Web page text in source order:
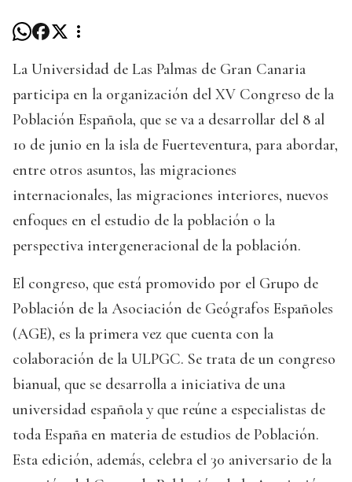
La Universidad de Las Palmas de Gran Canaria
participa en la organización del XV Congreso de la
Población Española, que se va a desarrollar del 8 al
10 de junio en la isla de Fuerteventura, para abordar,
entre otros asuntos, las migraciones
internacionales, las migraciones interiores, nuevos
enfoques en el estudio de la población o la
perspectiva intergeneracional de la población.
El congreso, que está promovido por el Grupo de
Población de la Asociación de Geógrafos Españoles
(AGE), es la primera vez que cuenta con la
colaboración de la ULPGC. Se trata de un congreso
bianual, que se desarrolla a iniciativa de una
universidad española y que reúne a especialistas de
toda España en materia de estudios de Población.
Esta edición, además, celebra el 30 aniversario de la